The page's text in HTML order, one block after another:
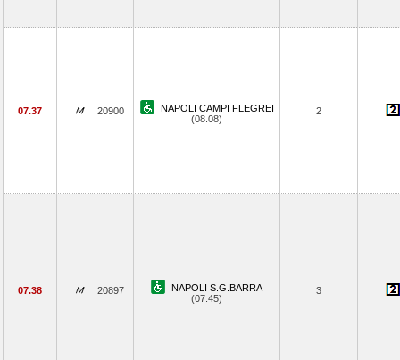
07.37 20900
NAPOLI CAMPI FLEGREI
(08.08)
2
07.38 20897
NAPOLI S.G.BARRA
(07.45)
3